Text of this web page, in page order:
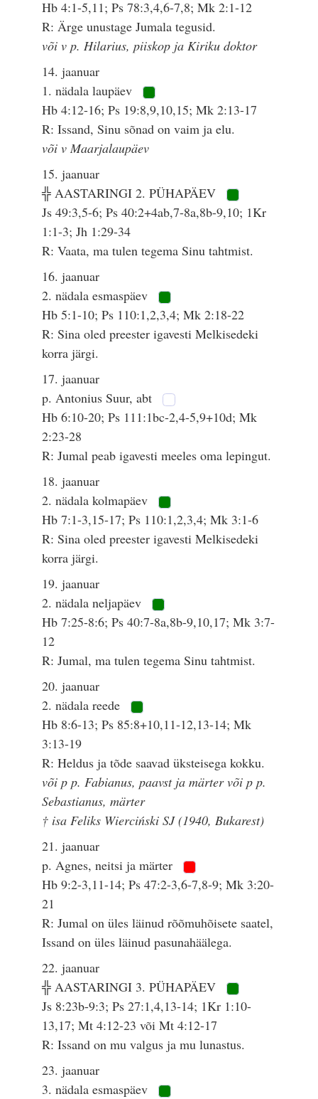
Hb 4:1-5,11; Ps 78:3,4,6-7,8; Mk 2:1-12
R: Ärge unustage Jumala tegusid.
või v p. Hilarius, piiskop ja Kiriku doktor
14. jaanuar
1. nädala laupäev
Hb 4:12-16; Ps 19:8,9,10,15; Mk 2:13-17
R: Issand, Sinu sõnad on vaim ja elu.
või v Maarjalaupäev
15. jaanuar
╬ AASTARINGI 2. PÜHAPÄEV
Js 49:3,5-6; Ps 40:2+4ab,7-8a,8b-9,10; 1Kr
1:1-3; Jh 1:29-34
R: Vaata, ma tulen tegema Sinu tahtmist.
16. jaanuar
2. nädala esmaspäev
Hb 5:1-10; Ps 110:1,2,3,4; Mk 2:18-22
R: Sina oled preester igavesti Melkisedeki
korra järgi.
17. jaanuar
p. Antonius Suur, abt
Hb 6:10-20; Ps 111:1bc-2,4-5,9+10d; Mk
2:23-28
R: Jumal peab igavesti meeles oma lepingut.
18. jaanuar
2. nädala kolmapäev
Hb 7:1-3,15-17; Ps 110:1,2,3,4; Mk 3:1-6
R: Sina oled preester igavesti Melkisedeki
korra järgi.
19. jaanuar
2. nädala neljapäev
Hb 7:25-8:6; Ps 40:7-8a,8b-9,10,17; Mk 3:7-
12
R: Jumal, ma tulen tegema Sinu tahtmist.
20. jaanuar
2. nädala reede
Hb 8:6-13; Ps 85:8+10,11-12,13-14; Mk
3:13-19
R: Heldus ja tõde saavad üksteisega kokku.
või p p. Fabianus, paavst ja märter või p p.
Sebastianus, märter
† isa Feliks Wierciński SJ (1940, Bukarest)
21. jaanuar
p. Agnes, neitsi ja märter
Hb 9:2-3,11-14; Ps 47:2-3,6-7,8-9; Mk 3:20-
21
R: Jumal on üles läinud rõõmuhõisete saatel,
Issand on üles läinud pasunahäälega.
22. jaanuar
╬ AASTARINGI 3. PÜHAPÄEV
Js 8:23b-9:3; Ps 27:1,4,13-14; 1Kr 1:10-
13,17; Mt 4:12-23 või Mt 4:12-17
R: Issand on mu valgus ja mu lunastus.
23. jaanuar
3. nädala esmaspäev